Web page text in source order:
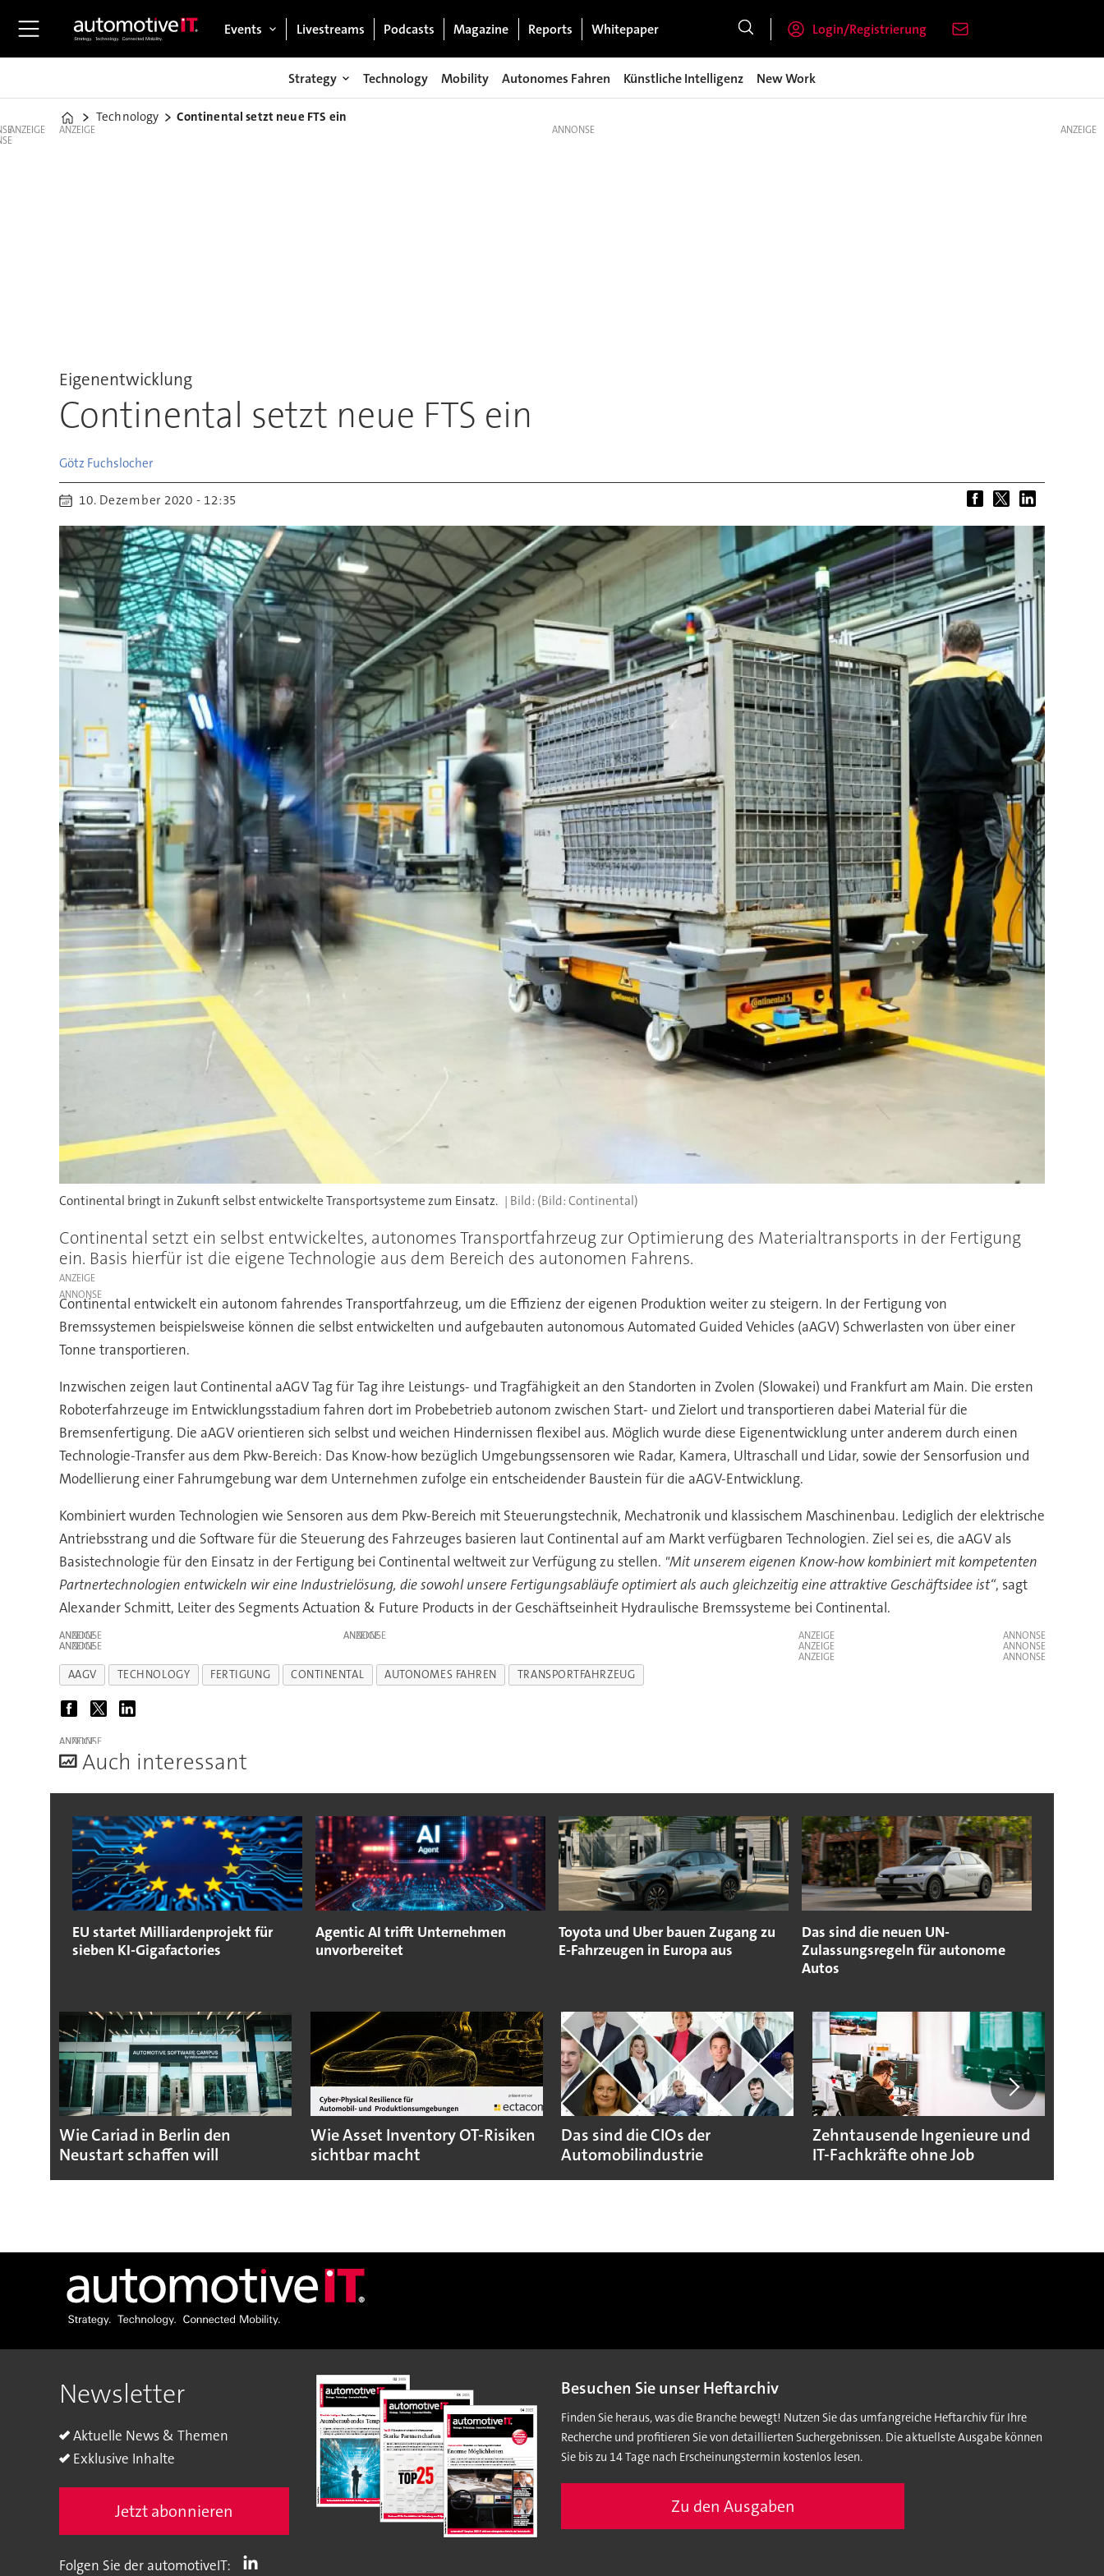
Events Livestreams Podcasts Magazine Reports Whitepaper Login/Registrierung
Strategy Technology Mobility Autonomes Fahren Künstliche Intelligenz New Work
Home
Technology Continental setzt neue FTS ein
ANZEIGE ANZEIGE
Eigenentwicklung
Continental setzt neue FTS ein
Götz Fuchslocher
10. Dezember 2020 - 12:35
Continental bringt in Zukunft selbst entwickelte Transportsysteme zum Einsatz. (Bild: Continental)
Continental setzt ein selbst entwickeltes, autonomes Transportfahrzeug zur Optimierung des Materialtransports in der Fertigung
ein. Basis hierfür ist die eigene Technologie aus dem Bereich des autonomen Fahrens.
ANZEIGE
Continental entwickelt ein autonom fahrendes Transportfahrzeug, um die Effizienz der eigenen Produktion weiter zu steigern. In der Fertigung von
Bremssystemen beispielsweise können die selbst entwickelten und aufgebauten autonomous Automated Guided Vehicles (aAGV) Schwerlasten von über einer
Tonne transportieren.
Inzwischen zeigen laut Continental aAGV Tag für Tag ihre Leistungs- und Tragfähigkeit an den Standorten in Zvolen (Slowakei) und Frankfurt am Main. Die ersten
Roboterfahrzeuge im Entwicklungsstadium fahren dort im Probebetrieb autonom zwischen Start- und Zielort und transportieren dabei Material für die
Bremsenfertigung. Die aAGV orientieren sich selbst und weichen Hindernissen flexibel aus. Möglich wurde diese Eigenentwicklung unter anderem durch einen
Technologie-Transfer aus dem Pkw-Bereich: Das Know-how bezüglich Umgebungssensoren wie Radar, Kamera, Ultraschall und Lidar, sowie der Sensorfusion und
Modellierung einer Fahrumgebung war dem Unternehmen zufolge ein entscheidender Baustein für die aAGV-Entwicklung.
Kombiniert wurden Technologien wie Sensoren aus dem Pkw-Bereich mit Steuerungstechnik, Mechatronik und klassischem Maschinenbau. Lediglich der elektrische
Antriebsstrang und die Software für die Steuerung des Fahrzeuges basieren laut Continental auf am Markt verfügbaren Technologien. Ziel sei es, die aAGV als
Basistechnologie für den Einsatz in der Fertigung bei Continental weltweit zur Verfügung zu stellen. "Mit unserem eigenen Know-how kombiniert mit kompetenten
Partnertechnologien entwickeln wir eine Industrielösung, die sowohl unsere Fertigungsabläufe optimiert als auch gleichzeitig eine attraktive Geschäftsidee ist“, sagt
Alexander Schmitt, Leiter des Segments Actuation & Future Products in der Geschäftseinheit Hydraulische Bremssysteme bei Continental.
ANZEIGE ANZEIGE
ANZEIGE
ANZEIGE
ANZEIGE
ANZEIGE
AAGV TECHNOLOGY FERTIGUNG CONTINENTAL AUTONOMES FAHREN TRANSPORTFAHRZEUG
ANZEIGE
Auch interessant
EU startet Milliardenprojekt für
sieben KI-Gigafactories
Agentic AI trifft Unternehmen
unvorbereitet
Toyota und Uber bauen Zugang zu
E-Fahrzeugen in Europa aus
Das sind die neuen UN-
Zulassungsregeln für autonome
Autos
Wie Cariad in Berlin den
Neustart schaffen will
Wie Asset Inventory OT-Risiken
sichtbar macht
Das sind die CIOs der
Automobilindustrie
Zehntausende Ingenieure und
IT-Fachkräfte ohne Job
ANZEIGE
Newsletter
Aktuelle News & Themen
Exklusive Inhalte
Jetzt abonnieren
Besuchen Sie unser Heftarchiv
Finden Sie heraus, was die Branche bewegt! Nutzen Sie das umfangreiche Heftarchiv für Ihre
Recherche und profitieren Sie von detaillierten Suchergebnissen. Die aktuellste Ausgabe können
Sie bis zu 14 Tage nach Erscheinungstermin kostenlos lesen.
Zu den Ausgaben
Folgen Sie der automotiveIT: